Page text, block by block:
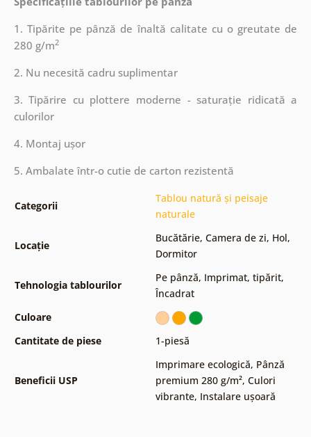
1. Tipărite pe pânză de înaltă calitate cu o greutate de
280 g/m2
2. Nu necesită cadru suplimentar
3. Tipărire cu plottere moderne - saturație ridicată a
culorilor
4. Montaj ușor
5. Ambalate într-o cutie de carton rezistentă
Categorii
Tablou natură și peisaje
naturale
Locație
Bucătărie, Camera de zi, Hol,
Dormitor
Tehnologia tablourilor
Pe pânză, Imprimat, tipărit,
Încadrat
Culoare
Cantitate de piese
1-piesă
Beneficii USP
Imprimare ecologică, Pânză
premium 280 g/m², Culori
vibrante, Instalare ușoară